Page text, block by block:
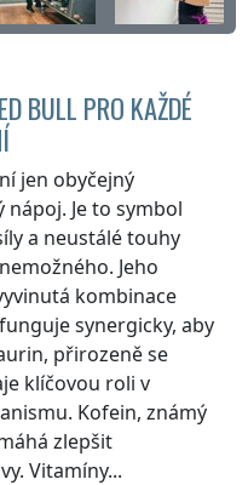
BULL PRO KAŽDÉ
jen obyčejný
nápoj. Je to symbol
a neustálé touhy
Jeho
kombinace
synergicky, aby
přirozeně se
klíčovou roli v
Kofein, známý
zlepšit
Vitamíny...